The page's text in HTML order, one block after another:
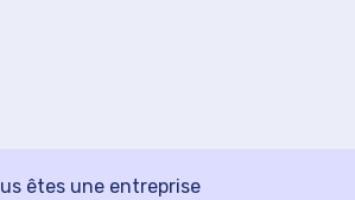
êtes une entreprise